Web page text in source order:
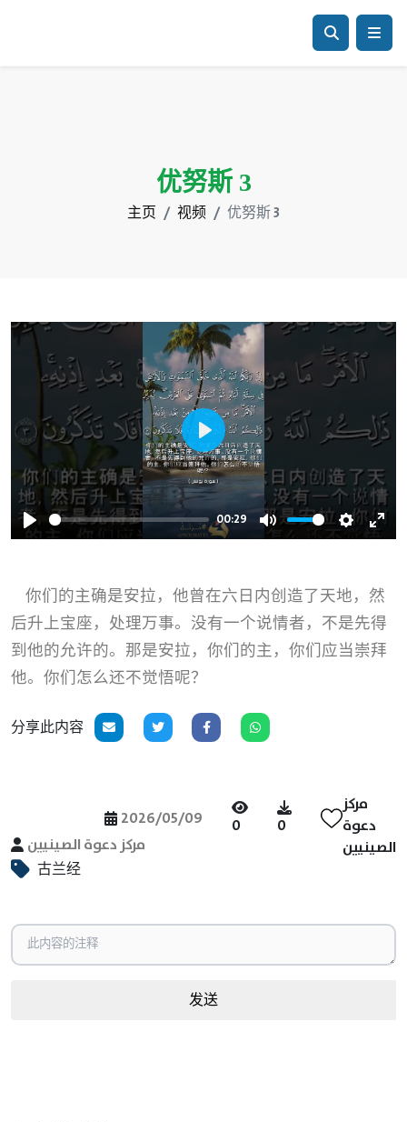
优努斯 3
主页 视频 优努斯 3
Play
00:29
Mute Settings
Play
你们的主确是安拉，他曾在六日内创造了天地，然
后升上宝座，处理万事。没有一个说情者，不是先得
到他的允许的。那是安拉，你们的主，你们应当崇拜
他。你们怎么还不觉悟呢？
分享此内容
مركز دعوة الصينيين
2026/05/09 0 0
مركز
دعوة
الصينيين
古兰经
发送